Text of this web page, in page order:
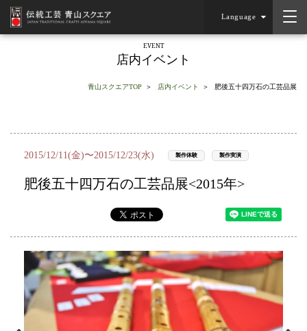
Language
EVENT
店内イベント
青山スクエアTOP 店内イベント 肥後五十四万石の工芸品展
2015/12/11(金)〜2015/12/23(水) 製作体験 製作実演
肥後五十四万石の工芸品展<2015年>